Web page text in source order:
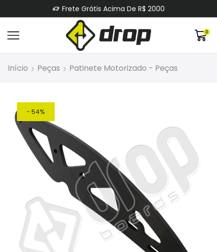
Frete Grátis Acima De R$ 2000
0
Início Peças Patinete Motorizado - Peças
- 54%